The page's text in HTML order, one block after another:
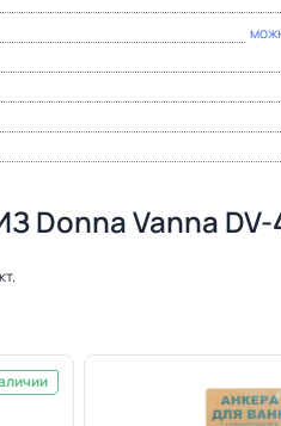
Donna Vanna DV-